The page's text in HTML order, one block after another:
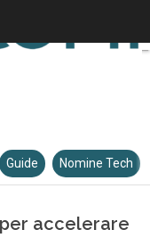
Guide Nomine Tech
accelerare